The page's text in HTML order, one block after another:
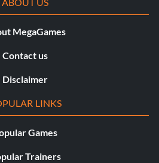
MegaGames
Contact us
Disclaimer
LINKS
Games
Trainers